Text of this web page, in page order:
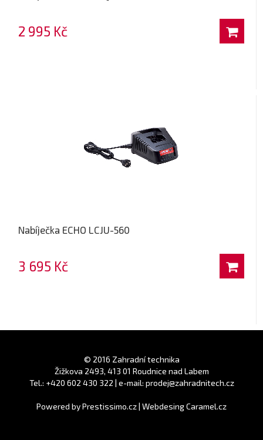
2 995 Kč
Nabíječka ECHO LCJU-560
3 695 Kč
© 2016 Zahradní technika
Žižkova 2493, 413 01 Roudnice nad Labem
Tel.: +420 602 430 322 | e-mail: prodej@zahradnitech.cz
Powered byPrestissimo.cz| Webdesing Caramel.cz